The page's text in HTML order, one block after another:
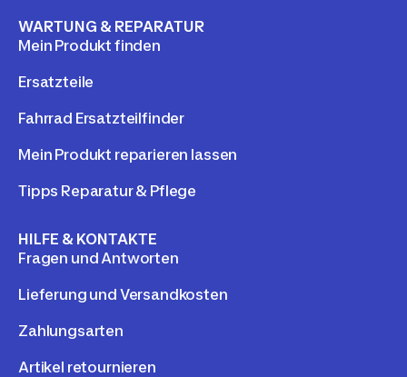
WARTUNG & REPARATUR
Mein Produkt finden
Ersatzteile
Fahrrad Ersatzteilfinder
Mein Produkt reparieren lassen
Tipps Reparatur & Pflege
HILFE & KONTAKTE
Fragen und Antworten
Lieferung und Versandkosten
Zahlungsarten
Artikel retournieren